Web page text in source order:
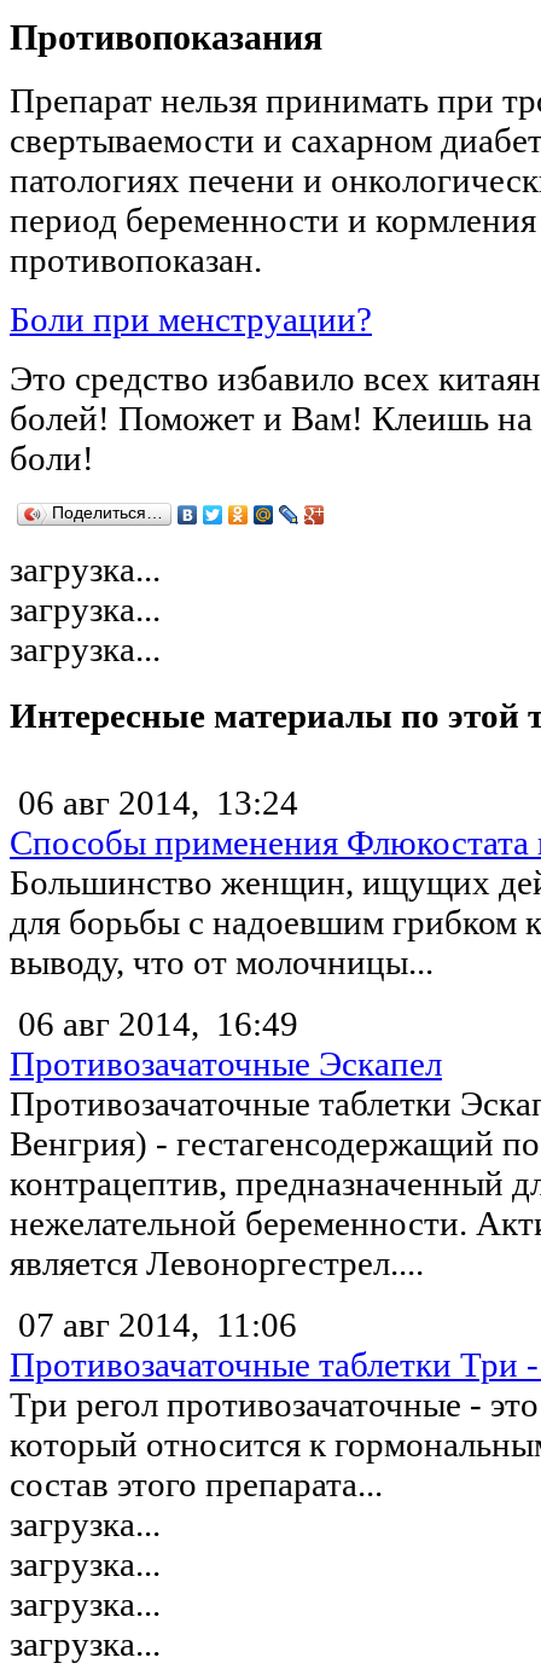
Противопоказания
Препарат нельзя принимать при
свертываемости и сахарном
патологиях печени и
период беременности и
противопоказан.
Боли при менструации?
Это средство избавило всех
болей! Поможет и Вам! Клеишь на
боли!
Поделиться…
загрузка...
загрузка...
загрузка...
Интересные материалы по этой
06 авг 2014, 13:24
Способы применения Флюкостата
Большинство женщин, ищущих
для борьбы с надоевшим грибком
выводу, что от молочницы...
06 авг 2014, 16:49
Противозачаточные Эскапел
Противозачаточные таблетки
Венгрия) - гестагенсодержащий
контрацептив, предназначенный
нежелательной беременности.
является Левоноргестрел....
07 авг 2014, 11:06
Противозачаточные таблетки Три
Три регол противозачаточные -
который относится к
состав этого препарата...
загрузка...
загрузка...
загрузка...
загрузка...